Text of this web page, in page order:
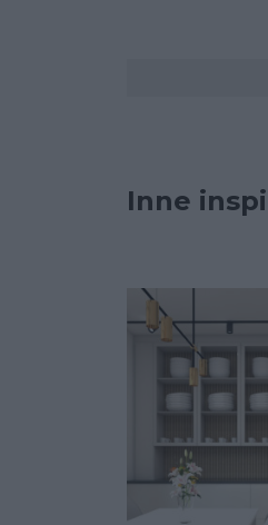
Inne